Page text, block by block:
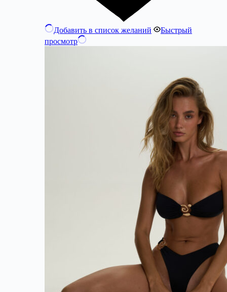
Добавить в список желаний
Быстрый
просмотр